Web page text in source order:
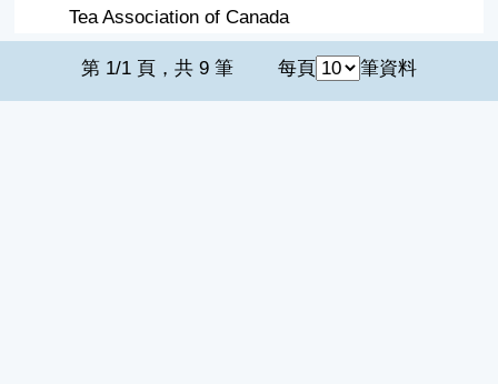
Tea Association of Canada
第 1/1 頁，共 9 筆 每頁 筆資料